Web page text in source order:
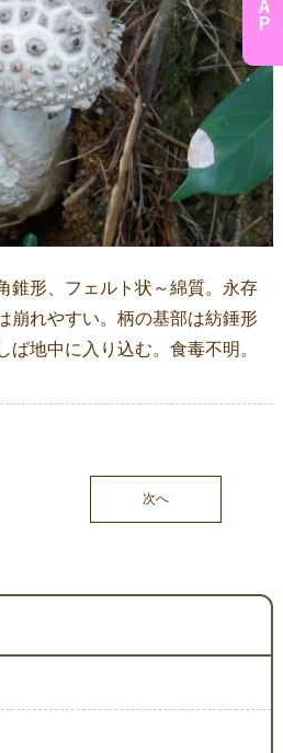
錐形、フェルト状～綿質。永存
崩れやすい。柄の基部は紡錘形
ば地中に入り込む。食毒不明。
次へ